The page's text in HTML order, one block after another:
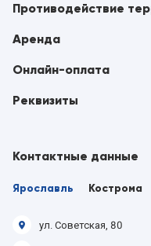
Противодействие
Аренда
Онлайн-оплата
Реквизиты
Контактные данные
Ярославль Кострома
ул. Советская, 80